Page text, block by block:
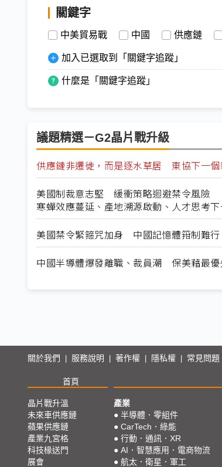
關鍵字
中美貿易戰 中國 供應鏈
加入已選取到「關鍵字追蹤」
什麼是「關鍵字追蹤」
議題精選－G2晶片戰升級
供應鏈非遷徙，而是逐水草居 東協下一個
美國制裁意志堅 緩衝策略迴避禁令風險
寒蟬效應蔓延、產地溯源啟動、人才思考下
美國禁令緊箍咒加身 中國記憶體箝制難
中國半導體爆發離職、裁員潮 保美藉最優
關於我們 服務說明 著作權 隱私權 常見問題
首頁
晶片戰升溫
未來車供應鏈
蘋果供應鏈
產業九宮格
科技椽送門
展會
產業
● 半導體．零組件
● CarTech．綠能
● 行動．通訊．XR
● AI．智慧應用．電商物流
● 航太．衛星．軍工